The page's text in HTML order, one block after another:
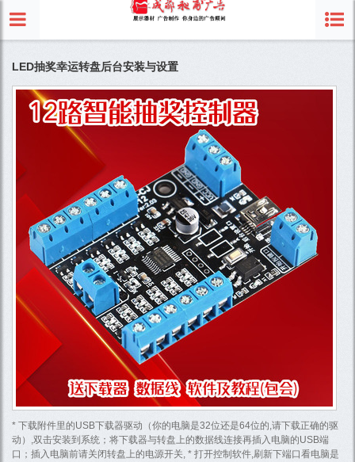
LED抽奖幸运转盘后台安装与设置
* 下载附件里的USB下载器驱动（你的电脑是32位还是64位的,请下载正确的驱
动）,双击安装到系统；将下载器与转盘上的数据线连接再插入电脑的USB端
口；插入电脑前请关闭转盘上的电源开关, * 打开控制软件,刷新下端口看电脑是